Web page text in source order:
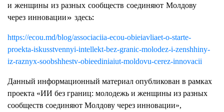
и женщины из разных сообществ соединяют Молдову
через инновации» здесь:
https://ecou.md/blog/associaciia-ecou-obieiavliaet-o-starte-
proekta-iskusstvennyi-intellekt-bez-granic-molodez-i-zenshhiny-
iz-raznyx-soobshhestv-obieediniaiut-moldovu-cerez-innovacii
Данный информационный материал опубликован в рамках
проекта «ИИ без границ: молодежь и женщины из разных
сообществ соединяют Молдову через инновации»,